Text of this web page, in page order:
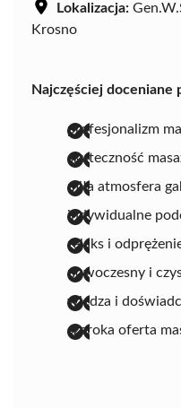
Lokalizacja:
Krosno
Najczęściej doceniane
profesjonalizm
skuteczność
miła atmosfera
indywidualne
relaks i
nowoczesny i
wiedza i
szeroka oferta